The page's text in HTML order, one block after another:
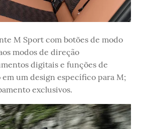
M Sport com botões de modo
modos de direção
digitais e funções de
um design específico para M;
exclusivos.